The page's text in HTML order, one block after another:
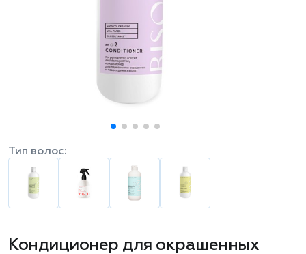
Кондиционер для окрашенных
Тип волос: